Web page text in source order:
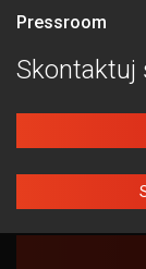
Pressroom
Skontaktuj